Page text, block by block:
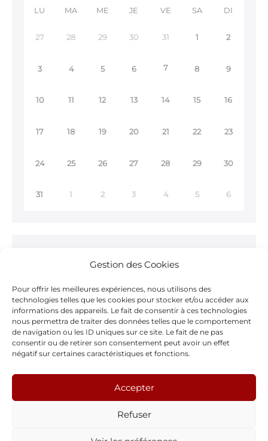
Gestion des Cookies
Pour offrir les meilleures expériences, nous utilisons des
technologies telles que les cookies pour stocker et/ou accéder aux
informations des appareils. Le fait de consentir à ces technologies
nous permettra de traiter des données telles que le comportement
de navigation ou les ID uniques sur ce site. Le fait de ne pas
consentir ou de retirer son consentement peut avoir un effet
négatif sur certaines caractéristiques et fonctions.
Accepter
Refuser
LU MA ME JE VE SA DI
27 28 29 30 31 1 2
3 4 5 6 7 8 9
10 11 12 13 14 15 16
17 18 19 20 21 22 23
24 25 26 27 28 29 30
31 1 2 3 4 5 6
Ne ratez rien !
Inscrivez-vous à notreNewsletter >
Notre page Facebook
a